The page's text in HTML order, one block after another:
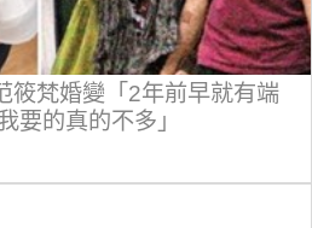
筱梵婚變「2年前早就有端
要的真的不多」